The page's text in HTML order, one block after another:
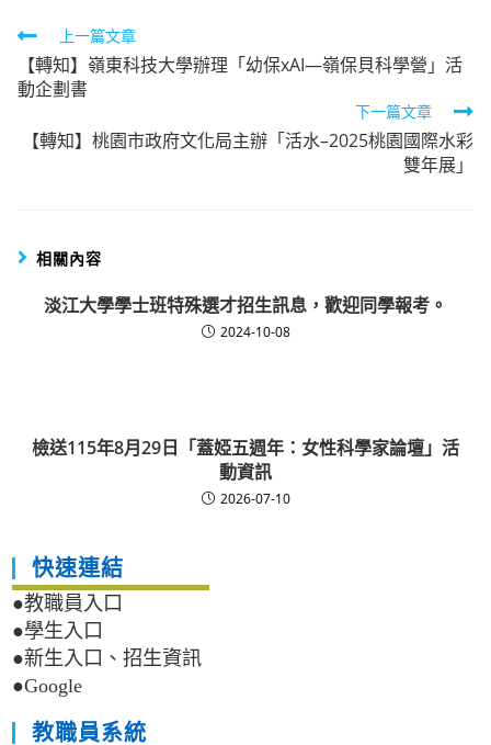
Read
more
articles
上一篇文章
【轉知】嶺東科技大學辦理「幼保xAI—嶺保貝科學營」活
動企劃書
下一篇文章
【轉知】桃園市政府文化局主辦「活水–2025桃園國際水彩
雙年展」
相關內容
淡江大學學士班特殊選才招生訊息，歡迎同學報考。
2024-10-08
檢送115年8月29日「蓋婭五週年：女性科學家論壇」活
動資訊
2026-07-10
快速連結
●教職員入口
●學生入口
●新生入口、招生資訊
●Google
教職員系統